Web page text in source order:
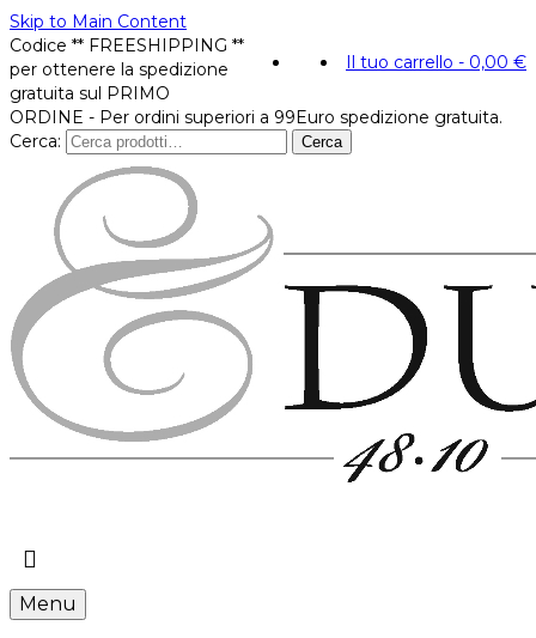
Skip to Main Content
Il tuo carrello - 0,00 €
Codice ** FREESHIPPING **
per ottenere la spedizione
gratuita sul PRIMO
ORDINE - Per ordini superiori a 99Euro spedizione gratuita.
Cerca:
Cerca
Menu